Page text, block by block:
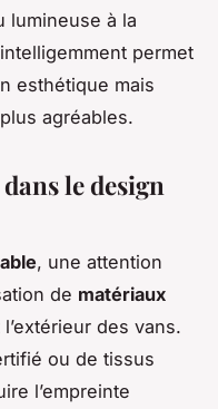
lumineuse à la
permet
esthétique mais
agréables.
le design
, une attention
de matériaux
des vans.
ou de tissus
l’empreinte